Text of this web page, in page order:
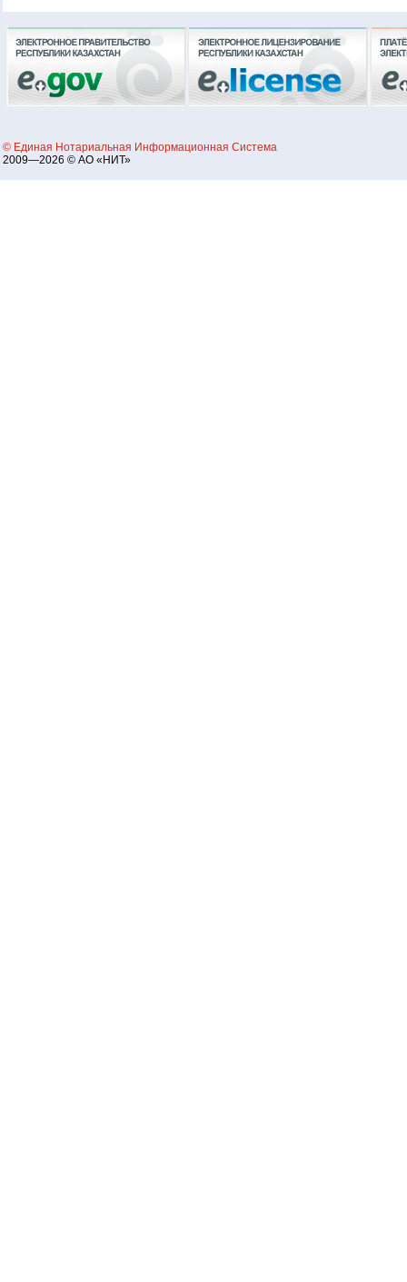
© Единая Нотариальная Информационная Система
2009—2026 © АО «НИТ»